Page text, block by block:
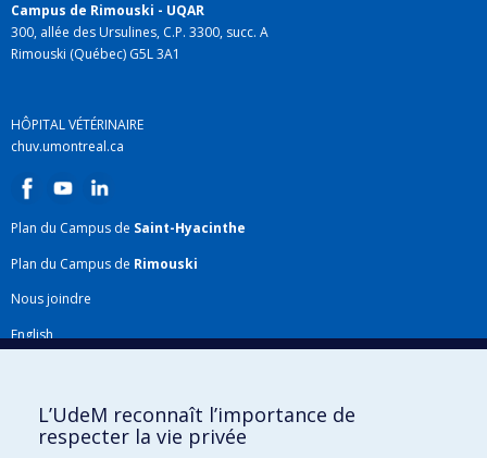
Campus de Rimouski - UQAR
300, allée des Ursulines, C.P. 3300, succ. A
Rimouski (Québec) G5L 3A1
HÔPITAL VÉTÉRINAIRE
chuv.umontreal.ca
Plan du Campus de Saint-Hyacinthe
Plan du Campus de Rimouski
Nous joindre
English
Plan du site
Accessibilité
L’UdeM reconnaît l’importance de
respecter la vie privée